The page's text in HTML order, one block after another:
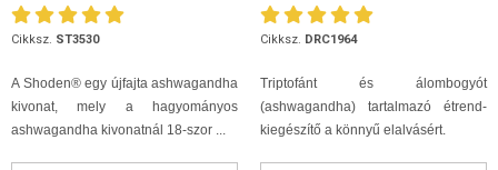
Cikksz. ST3530
A Shoden® egy újfajta ashwagandha
kivonat, mely a hagyományos
ashwagandha kivonatnál 18-szor ...
Cikksz. DRC1964
Triptofánt és álombogyót
(ashwagandha) tartalmazó étrend-
kiegészítő a könnyű elalvásért.